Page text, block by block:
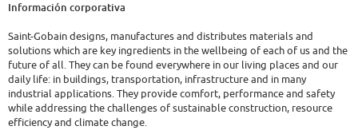
Información corporativa
Saint-Gobain designs, manufactures and distributes materials and
solutions which are key ingredients in the wellbeing of each of us and the
future of all. They can be found everywhere in our living places and our
daily life: in buildings, transportation, infrastructure and in many
industrial applications. They provide comfort, performance and safety
while addressing the challenges of sustainable construction, resource
efficiency and climate change.